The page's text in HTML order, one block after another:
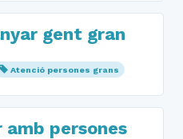
gent gran
Atenció persones grans
persones